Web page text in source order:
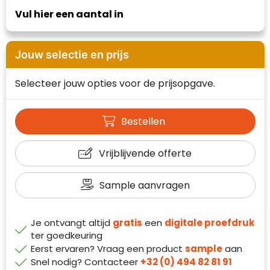
Waterman
Vul hier een aantal in
Jouw selectie en prijs
Selecteer jouw opties voor de prijsopgave.
Bestellen
Vrijblijvende offerte
Sample aanvragen
Je ontvangt altijd gratis een digitale proefdruk
ter goedkeuring
Eerst ervaren? Vraag een product sampleaan
Snel nodig? Contacteer +32 (0) 494 82 81 91
Klantenbeoordelingen laten zien hoe een
website in het algemeen aan de behoeften
van klanten voldoet.
Trustindex werkt samen met 137